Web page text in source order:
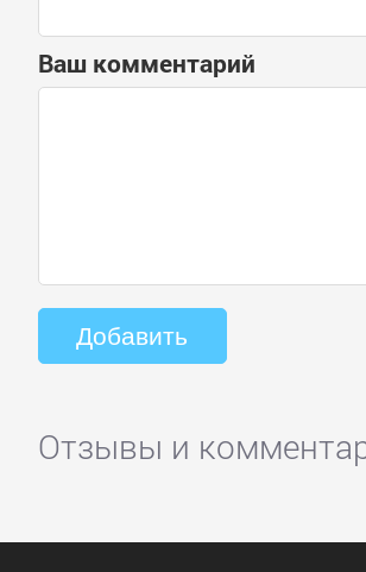
Ваш комментарий
Отзывы и